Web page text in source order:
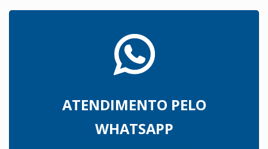
ATENDIMENTO PELO
WHATSAPP